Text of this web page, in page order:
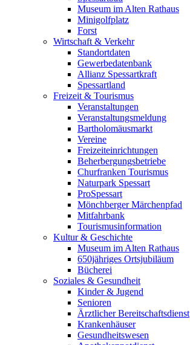
Museum im Alten Rathaus
Minigolfplatz
Forst
Wirtschaft & Verkehr
Standortdaten
Gewerbedatenbank
Allianz Spessartkraft
Spessartland
Freizeit & Tourismus
Veranstaltungen
Veranstaltungsmeldung
Bartholomäusmarkt
Vereine
Freizeiteinrichtungen
Beherbergungsbetriebe
Churfranken Tourismus
Naturpark Spessart
ProSpessart
Mönchberger Märchenpfad
Mitfahrbank
Tourismusinformation
Kultur & Geschichte
Museum im Alten Rathaus
650jähriges Ortsjubiläum
Bücherei
Soziales & Gesundheit
Kinder & Jugend
Senioren
Ärztlicher Bereitschaftsdienst
Krankenhäuser
Gesundheitswesen